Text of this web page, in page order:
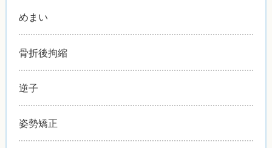
めまい
骨折後拘縮
逆子
姿勢矯正